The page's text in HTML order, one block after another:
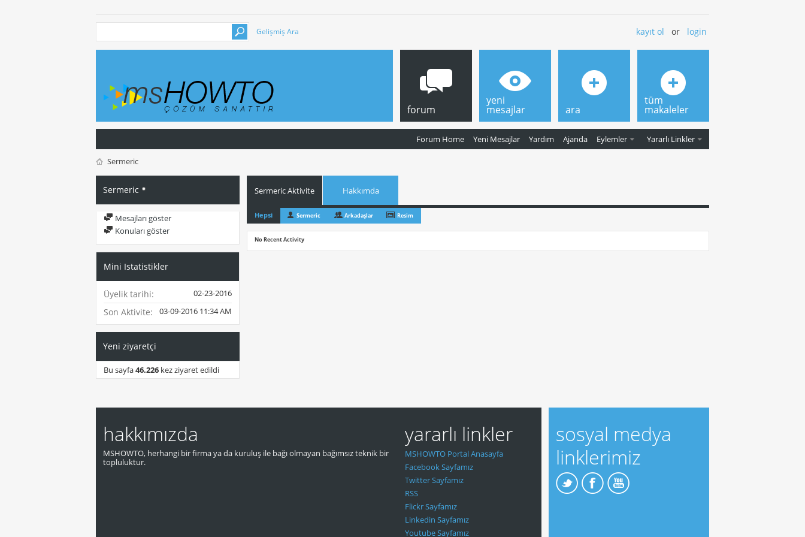
Gelişmiş Ara kayıt ol or login
forum
Forum Home Yeni Mesajlar Yardım Ajanda Eylemler Yararlı Linkler
yeni
mesajlar ara
tüm
makaleler
Sermeric
Sermeric
Mesajları göster
Konuları göster
Mini Istatistikler
Üyelik tarihi 02-23-2016
Son Aktivite 03-09-2016 11:34 AM
Yeni ziyaretçi
Bu sayfa46.226 kez ziyaret edildi
Sermeric Aktivite Hakkımda
Hepsi Sermeric Arkadaşlar Resim
No Recent Activity
hakkımızda
MSHOWTO, herhangi bir firma ya da kuruluş ile bağı olmayan bağımsız teknik bir
topluluktur.
yararlı linkler
MSHOWTO Portal Anasayfa
Facebook Sayfamız
Twitter Sayfamız
RSS
Flickr Sayfamız
Linkedin Sayfamız
Youtube Sayfamız
sosyal medya
linklerimiz